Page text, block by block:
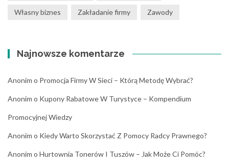
Własny biznes Zakładanie firmy Zawody
Najnowsze komentarze
Anonim o Promocja Firmy W Sieci – Którą Metodę Wybrać?
Anonim o Kupony Rabatowe W Turystyce – Kompendium
Promocyjnej Wiedzy
Anonim o Kiedy Warto Skorzystać Z Pomocy Radcy Prawnego?
Anonim o Hurtownia Tonerów I Tuszów – Jak Może Ci Pomóc?